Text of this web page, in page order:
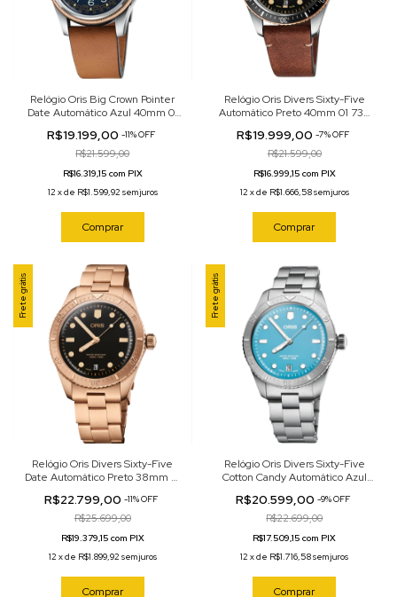
Relógio Oris Big Crown Pointer
Date Automático Azul 40mm 01
R$19.199,00 -11%OFF
R$21.599,00
R$16.319,15 com PIX
12 xde R$1.599,92 sem juros
Comprar
Relógio Oris Divers Sixty-Five
Automático Preto 40mm 01 733
R$19.999,00 -7%OFF
R$21.599,00
R$16.999,15 com PIX
12 xde R$1.666,58sem juros
Comprar
Frete grátis
Relógio Oris Divers Sixty-Five
Date Automático Preto 38mm 01
R$22.799,00 -11%OFF
R$25.699,00
R$19.379,15 com PIX
12 xde R$1.899,92 sem juros
Comprar
Frete grátis
Relógio Oris Divers Sixty-Five
Cotton Candy Automático Azul
18
R$20.599,00 -9%OFF
R$22.699,00
R$17.509,15 com PIX
12 xde R$1.716,58sem juros
Comprar